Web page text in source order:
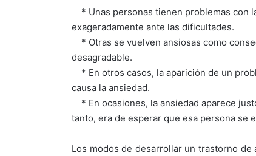
* Unas personas tienen problemas con
exageradamente ante las dificultades.
* Otras se vuelven ansiosas como
desagradable.
* En otros casos, la aparición de un
causa la ansiedad.
* En ocasiones, la ansiedad aparece
tanto, era de esperar que esa persona se
Los modos de desarrollar un trastorno